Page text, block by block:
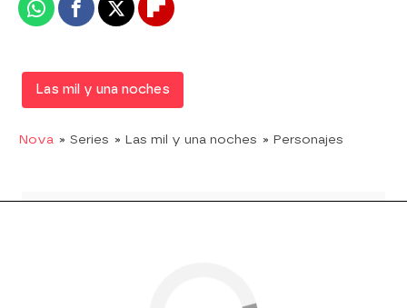
WhatsappFacebook
X Flipboard
Las mil y una noches
Nova » Series » Las mil y una noches » Personajes